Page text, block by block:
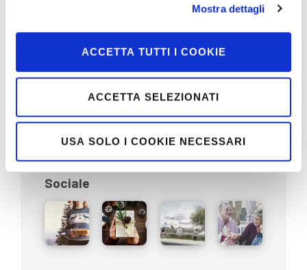
Mostra dettagli
ACCETTA TUTTI I COOKIE
ACCETTA SELEZIONATI
USA SOLO I COOKIE NECESSARI
Prodotti
Sociale